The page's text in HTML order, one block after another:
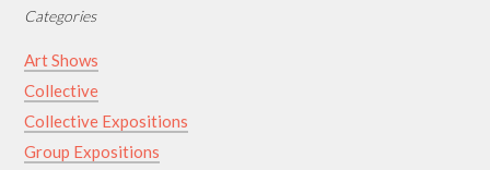
Categories
Art Shows
Collective
Collective Expositions
Group Expositions